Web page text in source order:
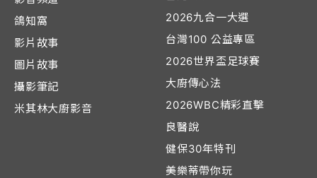
鴿知窩
影片故事
圖片故事
攝影筆記
米其林大廚影音
2026九合一大選
台灣100 公益專區
2026世界盃足球賽
大廚傳心法
2026WBC精彩直擊
良醫說
健保30年特刊
美樂蒂帶你玩